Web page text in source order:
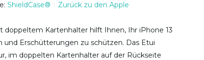
ShieldCase® Zurück zu den Apple
doppeltem Kartenhalter hilft Ihnen, Ihr iPhone 13
und Erschütterungen zu schützen. Das Etui
im doppelten Kartenhalter auf der Rückseite